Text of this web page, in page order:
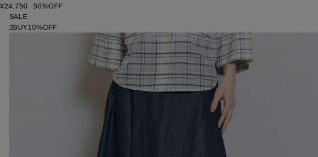
¥24,750
50%OFF
SALE
2BUY10%OFF